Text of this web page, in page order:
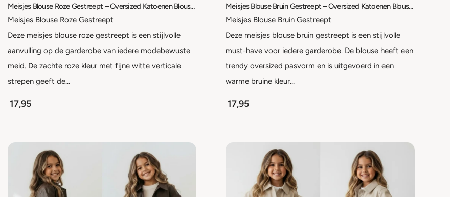
Meisjes Blouse Roze Gestreept – Oversized Katoenen Blouse met Borstzak – Maat 98/104 t/m 158/164
Meisjes Blouse Roze Gestreept
Deze meisjes blouse roze gestreept is een stijlvolle
aanvulling op de garderobe van iedere modebewuste
meid. De zachte roze kleur met fijne witte verticale
strepen geeft de…
17,95
Meisjes Blouse Bruin Gestreept – Oversized Katoenen Blouse met Borstzak – Maat 98/104 t/m 158/164
Meisjes Blouse Bruin Gestreept
Deze meisjes blouse bruin gestreept is een stijlvolle
must-have voor iedere garderobe. De blouse heeft een
trendy oversized pasvorm en is uitgevoerd in een
warme bruine kleur…
17,95